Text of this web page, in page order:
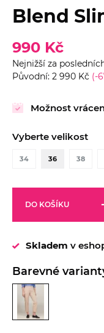
Blend
990 Kč
Nejnižší za
Původní: 2 990 Kč (-
Možnost
Vyberte velikost
34 36 38
DO KOŠÍKU
Skladem v
Barevné